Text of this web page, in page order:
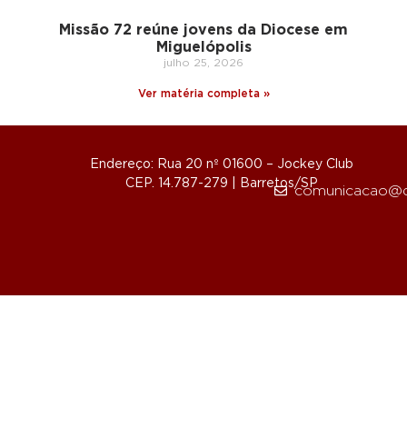
Missão 72 reúne jovens da Diocese em
Miguelópolis
julho 25, 2026
Ver matéria completa »
Endereço: Rua 20 nº 01600 – Jockey Club
CEP. 14.787-279 | Barretos/SP